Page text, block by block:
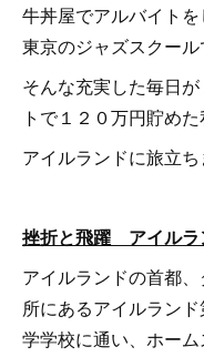
牛丼屋でアルバイト
東京のジャズスクール
そんな充実した毎日
トで１２０万円貯め
アイルランドに旅立ち
挫折と飛躍 アイルラ
アイルランドの首都
所にあるアイルラン
学学校に通い、ホー